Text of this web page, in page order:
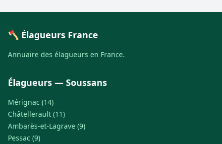
🪓 Élagueurs France
Annuaire des élagueurs en France.
Élagueurs — Soussans
Mérignac (14)
Châtellerault (11)
Ambarès-et-Lagrave (9)
Pessac (9)